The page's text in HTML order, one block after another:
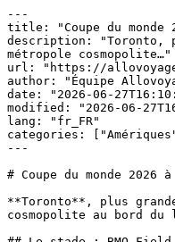
---
title: "Coupe du monde
description: "Toronto,
métropole cosmopolite…"
url: "https://
author: "Équipe
date: "2026-06-
modified: "2026-06-
lang: "fr_FR"
categories:
---
# Coupe du monde
**Toronto**, plus
cosmopolite au bord du